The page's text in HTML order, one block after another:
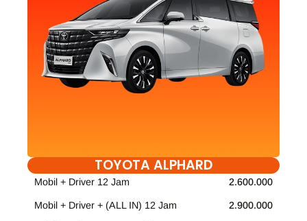
TOYOTA ALPHARD
Mobil + Driver 12 Jam 2.600.000
Mobil + Driver + (ALL IN) 12 Jam 2.900.000